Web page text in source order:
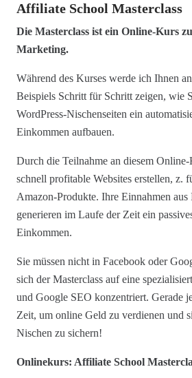
Affiliate School Masterclass
Die Masterclass ist ein Online-Kurs
Marketing.
Während des Kurses werde ich Ihnen
Beispiels Schritt für Schritt zeigen, wie
WordPress-Nischenseiten ein
Einkommen aufbauen.
Durch die Teilnahme an diesem
schnell profitable Websites erstellen, z.
Amazon-Produkte. Ihre Einnahmen aus
generieren im Laufe der Zeit ein
Einkommen.
Sie müssen nicht in Facebook oder
sich der Masterclass auf eine
und Google SEO konzentriert. Gerade
Zeit, um online Geld zu verdienen und
Nischen zu sichern!
Onlinekurs: Affiliate School